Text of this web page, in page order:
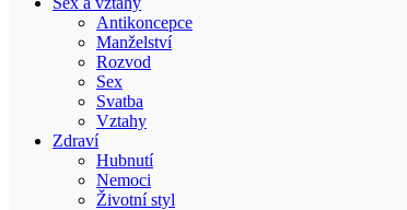
Antikoncepce
Manželství
Rozvod
Sex
Svatba
Vztahy
Zdraví
Hubnutí
Nemoci
Životní styl